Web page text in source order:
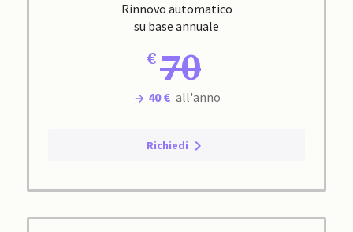
Rinnovo automatico
su base annuale
70
40 € all'anno
Richiedi